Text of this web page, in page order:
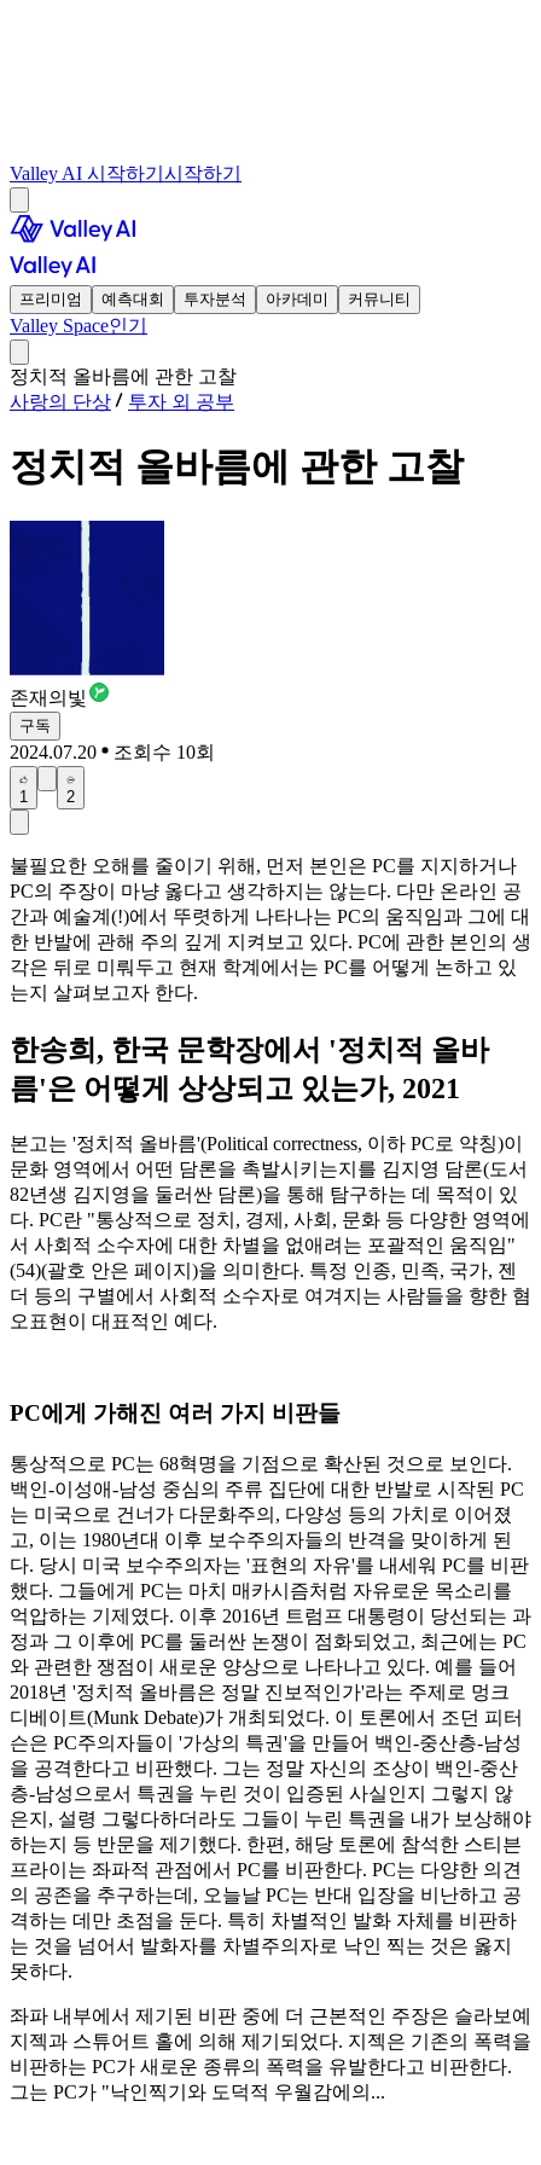
Valley AI 시작하기 시작하기
프리미엄 예측대회 투자분석 아카데미 커뮤니티
Valley Space인기
정치적 올바름에 관한 고찰
사랑의 단상
투자 외 공부
정치적 올바름에 관한 고찰
존재의빛
구독
2024.07.20 조회수 10회
1 2
불필요한 오해를 줄이기 위해, 먼저 본인은 PC를 지지하거나
PC의 주장이 마냥 옳다고 생각하지는 않는다. 다만 온라인 공
간과 예술계(!)에서 뚜렷하게 나타나는 PC의 움직임과 그에 대
한 반발에 관해 주의 깊게 지켜보고 있다. PC에 관한 본인의 생
각은 뒤로 미뤄두고 현재 학계에서는 PC를 어떻게 논하고 있
는지 살펴보고자 한다.
한송희, 한국 문학장에서 '정치적 올바
름'은 어떻게 상상되고 있는가, 2021
본고는 '정치적 올바름'(Political correctness, 이하 PC로 약칭)이
문화 영역에서 어떤 담론을 촉발시키는지를 김지영 담론(도서
82년생 김지영을 둘러싼 담론)을 통해 탐구하는 데 목적이 있
다. PC란 "통상적으로 정치, 경제, 사회, 문화 등 다양한 영역에
서 사회적 소수자에 대한 차별을 없애려는 포괄적인 움직임"
(54)(괄호 안은 페이지)을 의미한다. 특정 인종, 민족, 국가, 젠
더 등의 구별에서 사회적 소수자로 여겨지는 사람들을 향한 혐
오표현이 대표적인 예다.
PC에게 가해진 여러 가지 비판들
통상적으로 PC는 68혁명을 기점으로 확산된 것으로 보인다.
백인-이성애-남성 중심의 주류 집단에 대한 반발로 시작된 PC
는 미국으로 건너가 다문화주의, 다양성 등의 가치로 이어졌
고, 이는 1980년대 이후 보수주의자들의 반격을 맞이하게 된
다. 당시 미국 보수주의자는 '표현의 자유'를 내세워 PC를 비판
했다. 그들에게 PC는 마치 매카시즘처럼 자유로운 목소리를
억압하는 기제였다. 이후 2016년 트럼프 대통령이 당선되는 과
정과 그 이후에 PC를 둘러싼 논쟁이 점화되었고, 최근에는 PC
와 관련한 쟁점이 새로운 양상으로 나타나고 있다. 예를 들어
2018년 '정치적 올바름은 정말 진보적인가'라는 주제로 멍크
디베이트(Munk Debate)가 개최되었다. 이 토론에서 조던 피터
슨은 PC주의자들이 '가상의 특권'을 만들어 백인-중산층-남성
을 공격한다고 비판했다. 그는 정말 자신의 조상이 백인-중산
층-남성으로서 특권을 누린 것이 입증된 사실인지 그렇지 않
은지, 설령 그렇다하더라도 그들이 누린 특권을 내가 보상해야
하는지 등 반문을 제기했다. 한편, 해당 토론에 참석한 스티븐
프라이는 좌파적 관점에서 PC를 비판한다. PC는 다양한 의견
의 공존을 추구하는데, 오늘날 PC는 반대 입장을 비난하고 공
격하는 데만 초점을 둔다. 특히 차별적인 발화 자체를 비판하
는 것을 넘어서 발화자를 차별주의자로 낙인 찍는 것은 옳지
못하다.
좌파 내부에서 제기된 비판 중에 더 근본적인 주장은 슬라보예
지젝과 스튜어트 홀에 의해 제기되었다. 지젝은 기존의 폭력을
비판하는 PC가 새로운 종류의 폭력을 유발한다고 비판한다.
그는 PC가 "낙인찍기와 도덕적 우월감에의...